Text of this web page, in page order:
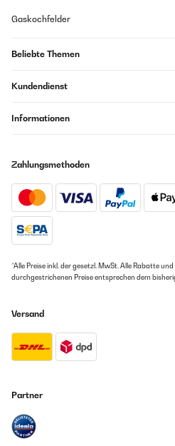
Gaskochfelder
Beliebte Themen
Kundendienst
Informationen
Zahlungsmethoden
*Alle Preise inkl. der gesetzl. MwSt. Alle Rabatte
durchgestrichenen Preise entsprechen dem
Versand
Partner